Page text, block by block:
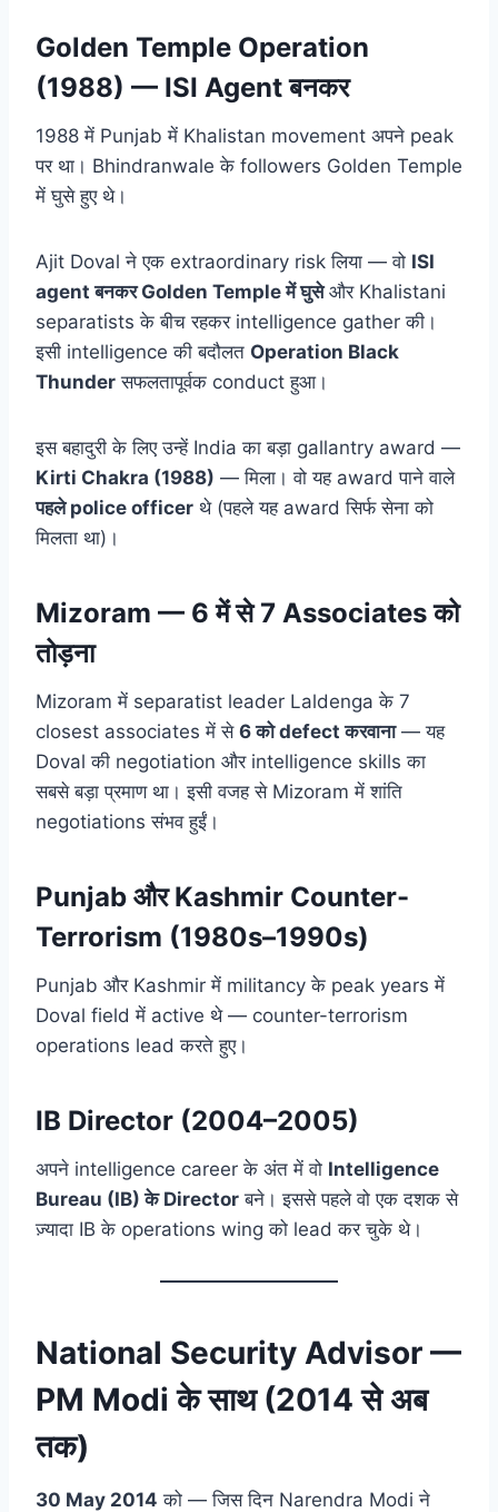
Golden Temple Operation
(1988) — ISI Agent बनकर
1988 में Punjab में Khalistan movement अपने peak
पर था। Bhindranwale के followers Golden Temple
में घुसे हुए थे।
Ajit Doval ने एक extraordinary risk लिया — वो ISI
agent बनकर Golden Temple में घुसेऔर Khalistani
separatists के बीच रहकर intelligence gather की।
इसी intelligence की बदौलत Operation Black
Thunder सफलतापूर्वक conduct हुआ।
इस बहादुरी के लिए उन्हें India का बड़ा gallantry award —
Kirti Chakra (1988) — मिला। वो यह award पाने वाले
पहले police officer थे (पहले यह award सिर्फ सेना को
मिलता था)।
Mizoram — 6 में से 7 Associates को
तोड़ना
Mizoram में separatist leader Laldenga के 7
closest associates में से 6 को defect करवाना— यह
Doval की negotiation और intelligence skills का
सबसे बड़ा प्रमाण था। इसी वजह से Mizoram में शांति
negotiations संभव हुईं।
Punjab और Kashmir Counter-
Terrorism (1980s–1990s)
Punjab और Kashmir में militancy के peak years में
Doval field में active थे — counter-terrorism
operations lead करते हुए।
IB Director (2004–2005)
अपने intelligence career के अंत में वो Intelligence
Bureau (IB) के Director बने। इससे पहले वो एक दशक से
ज़्यादा IB के operations wing को lead कर चुके थे।
National Security Advisor —
PM Modi के साथ (2014 से अब
तक)
30 May 2014 को — जिस दिन Narendra Modi ने